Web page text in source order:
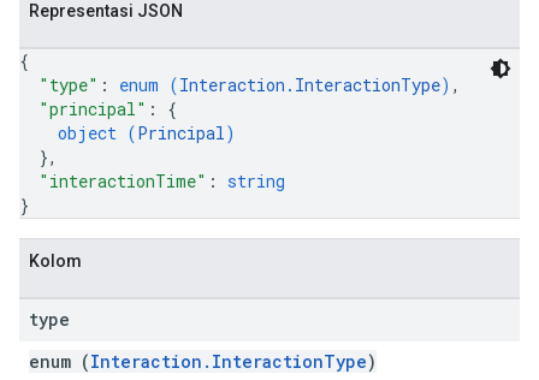
Representasi JSON
{
"type" : enum (Interaction.InteractionType) ,
"principal" : {
object (Principal)
},
"interactionTime" : string
}
Kolom
type
enum (Interaction.InteractionType)